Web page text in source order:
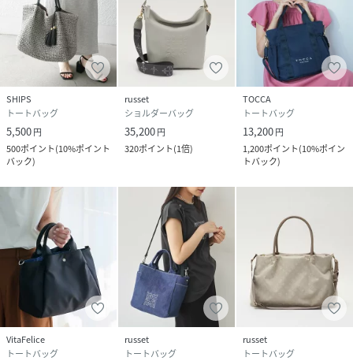
SHIPS
トートバッグ
5,500円
500ポイント(10%ポイント
バック)
russet
ショルダーバッグ
35,200円
320ポイント(1倍)
TOCCA
トートバッグ
13,200円
1,200ポイント(10%ポイン
トバック)
VitaFelice
トートバッグ
russet
トートバッグ
russet
トートバッグ